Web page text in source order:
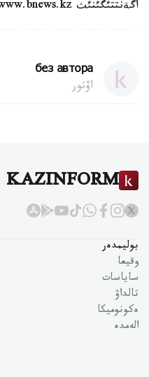
اگةنتتئگئنئث www.bnews.kz پورتالئندا كورة الادئ.
без автора
اۆتور
KAZINFORM
بوليمدەر
وقيعا
ساياسات
تالداۋ
ەكونوميكا
الەمدە